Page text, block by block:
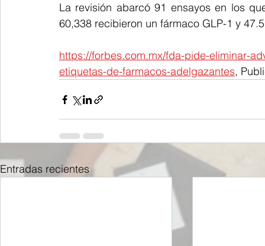
La revisión abarcó 91 ensayos en los
60,338 recibieron un ​fármaco GLP-1 y
https://forbes.com.mx/fda-pide-eliminar-
etiquetas-de-farmacos-adelgazantes,
Entradas recientes